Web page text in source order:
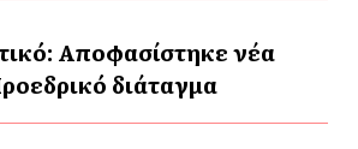
Αποφασίστηκε νέα
διάταγμα